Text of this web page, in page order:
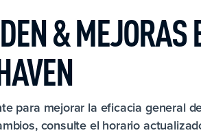
& MEJORAS
para mejorar la eficacia general
consulte el horario